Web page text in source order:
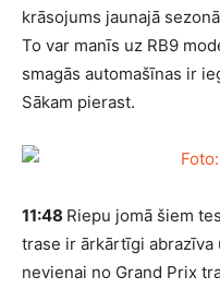
krāsojums jaunajā
To var manīs uz RB9
smagās automašīnas ir
Sākam pierast.
11:48 Riepu jomā šiem
trase ir ārkārtīgi
nevienai no Grand Prix